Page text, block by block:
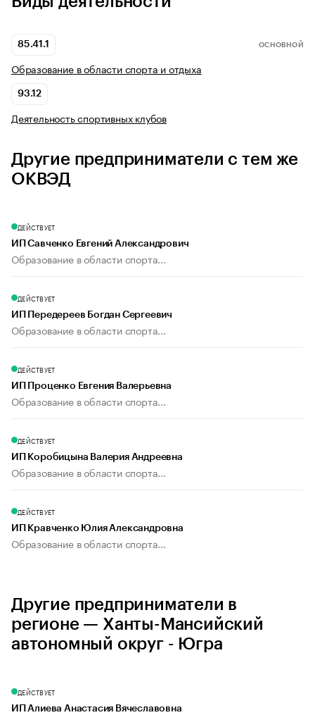
85.41.1 ОСНОВНОЙ
Образование в области спорта и отдыха
93.12
Деятельность спортивных клубов
Другие предприниматели с тем же
ОКВЭД
ДЕЙСТВУЕТ
ИП Савченко Евгений Александрович
Образование в области спорта...
ДЕЙСТВУЕТ
ИП Передереев Богдан Сергеевич
Образование в области спорта...
ДЕЙСТВУЕТ
ИП Проценко Евгения Валерьевна
Образование в области спорта...
ДЕЙСТВУЕТ
ИП Коробицына Валерия Андреевна
Образование в области спорта...
ДЕЙСТВУЕТ
ИП Кравченко Юлия Александровна
Образование в области спорта...
Другие предприниматели в
регионе — Ханты-Мансийский
автономный округ - Югра
ДЕЙСТВУЕТ
ИП Алиева Анастасия Вячеславовна